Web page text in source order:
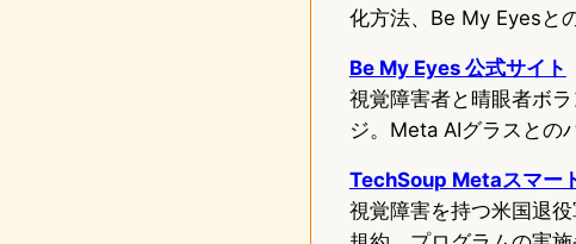
化方法、Be My Eyesと
Be My Eyes 公式サイト
視覚障害者と晴眼者ボ
ジ。Meta AIグラスとの
TechSoup Metaスマー
視覚障害を持つ米国退